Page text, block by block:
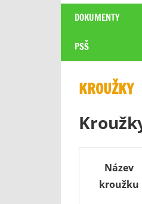
DOKUMENTY
PSŠ
KROUŽKY
Název
kroužku